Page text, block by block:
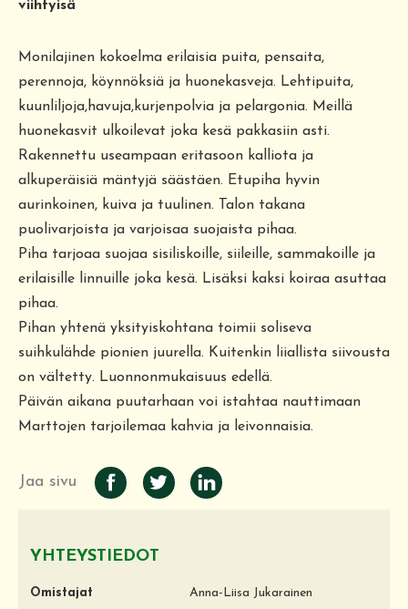
viihtyisä
Monilajinen kokoelma erilaisia puita, pensaita,
perennoja, köynnöksiä ja huonekasveja. Lehtipuita,
kuunliljoja,havuja,kurjenpolvia ja pelargonia. Meillä
huonekasvit ulkoilevat joka kesä pakkasiin asti.
Rakennettu useampaan eritasoon kalliota ja
alkuperäisiä mäntyjä säästäen. Etupiha hyvin
aurinkoinen, kuiva ja tuulinen. Talon takana
puolivarjoista ja varjoisaa suojaista pihaa.
Piha tarjoaa suojaa sisiliskoille, siileille, sammakoille ja
erilaisille linnuille joka kesä. Lisäksi kaksi koiraa asuttaa
pihaa.
Pihan yhtenä yksityiskohtana toimii soliseva
suihkulähde pionien juurella. Kuitenkin liiallista siivousta
on vältetty. Luonnonmukaisuus edellä.
Päivän aikana puutarhaan voi istahtaa nauttimaan
Marttojen tarjoilemaa kahvia ja leivonnaisia.
Jaa sivu
YHTEYSTIEDOT
Omistajat
Anna-Liisa Jukarainen